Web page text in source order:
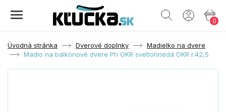
0
Úvodná stránka Dverové doplnky
Madielko na dvere
Madlo na balkónové dvere Ph OKR svetlohnedá OKR r.42,5